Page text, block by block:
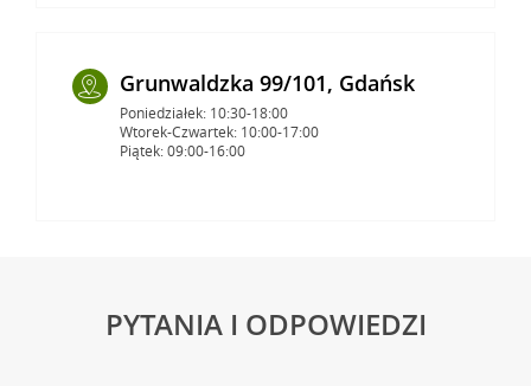
Grunwaldzka 99/101, Gdańsk
Poniedziałek: 10:30-18:00
Wtorek-Czwartek: 10:00-17:00
Piątek: 09:00-16:00
PYTANIA I ODPOWIEDZI